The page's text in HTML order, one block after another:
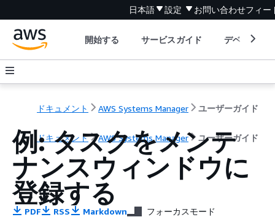
日本語 設定 お問い合わせフィー
開始する サービスガイド デベロッパ
ドキュメント AWS Systems Manager ユーザーガイド
ドキュメント AWS Systems Manager ユーザーガイド
例: タスクをメンテ
ナンスウィンドウに
登録する
PDF RSS Markdown フォーカスモード